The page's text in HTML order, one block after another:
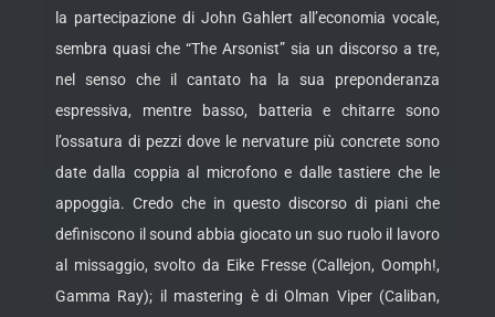
la partecipazione di John Gahlert all’economia vocale,
sembra quasi che “The Arsonist” sia un discorso a tre,
nel senso che il cantato ha la sua preponderanza
espressiva, mentre basso, batteria e chitarre sono
l’ossatura di pezzi dove le nervature più concrete sono
date dalla coppia al microfono e dalle tastiere che le
appoggia. Credo che in questo discorso di piani che
definiscono il sound abbia giocato un suo ruolo il lavoro
al missaggio, svolto da Eike Fresse (Callejon, Oomph!,
Gamma Ray); il mastering è di Olman Viper (Caliban,